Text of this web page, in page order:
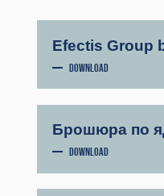
Efectis Group
DOWNLOAD
Брошюра по
DOWNLOAD